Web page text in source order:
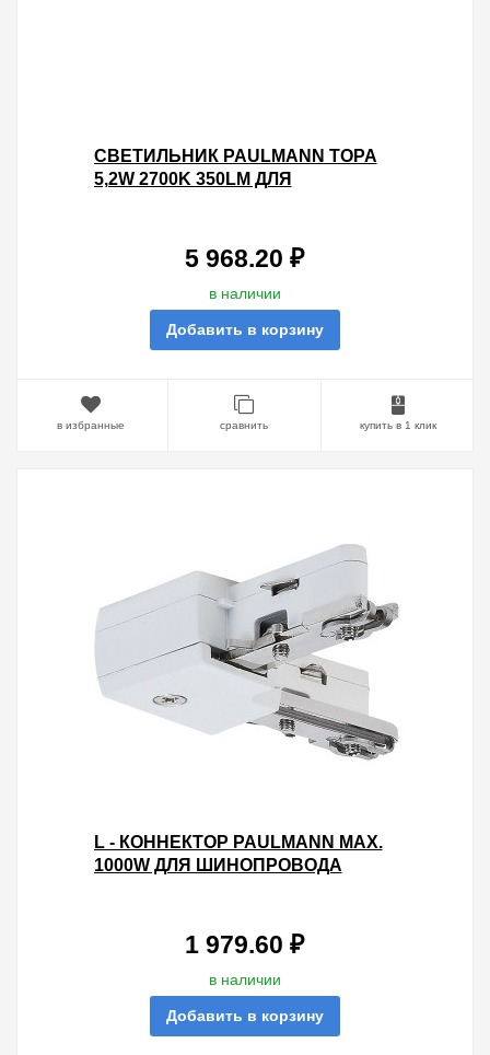
CВЕТИЛЬНИК PAULMANN TOPA
5,2W 2700K 350LM ДЛЯ
5 968.20 ₽
в наличии
Добавить в корзину
в избранные сравнить купить в 1 клик
L - КОННЕКТОР PAULMANN MAX.
1000W ДЛЯ ШИНОПРОВОДА
1 979.60 ₽
в наличии
Добавить в корзину